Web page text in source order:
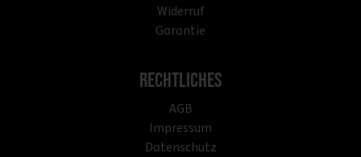
Widerruf
Garantie
Rechtliches
AGB
Impressum
Datenschutz